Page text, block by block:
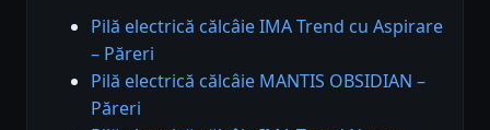
Pilă electrică călcâie IMA Trend cu Aspirare
– Păreri
Pilă electrică călcâie MANTIS OBSIDIAN –
Păreri